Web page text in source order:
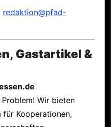
redaktion@pfad-
Gastartikel &
Wir bieten
für Kooperationen,